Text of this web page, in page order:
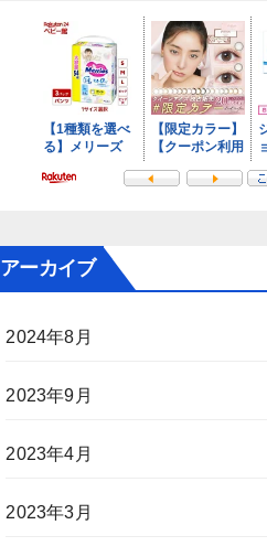
アーカイブ
2024年8月
2023年9月
2023年4月
2023年3月